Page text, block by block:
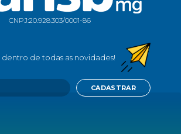
CNPJ:20.928.303/0001-86
CADASTRAR